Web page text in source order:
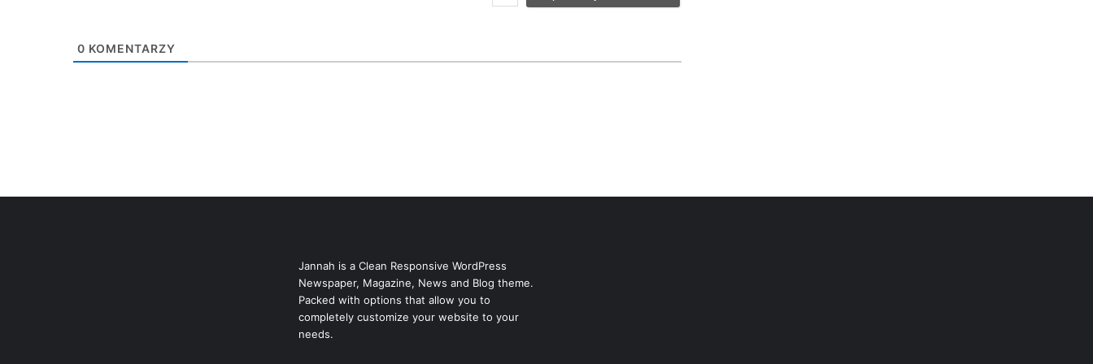
0 KOMENTARZY
Jannah is a Clean Responsive WordPress
Newspaper, Magazine, News and Blog theme.
Packed with options that allow you to
completely customize your website to your
needs.